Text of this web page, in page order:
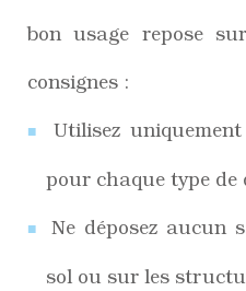
bon usage repose
consignes :
Utilisez
pour chaque type de
Ne déposez aucun
sol ou sur les